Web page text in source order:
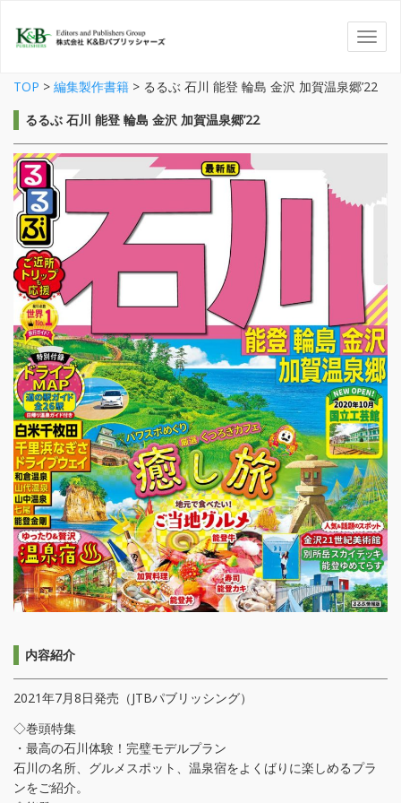
TOP > 編集製作書籍 > るるぶ 石川 能登 輪島 金沢 加賀温泉郷’22
るるぶ 石川 能登 輪島 金沢 加賀温泉郷’22
内容紹介
2021年7月8日発売（JTBパブリッシング）
◇巻頭特集
・最高の石川体験！完璧モデルプラン
石川の名所、グルメスポット、温泉宿をよくばりに楽しめるプラ
ンをご紹介。